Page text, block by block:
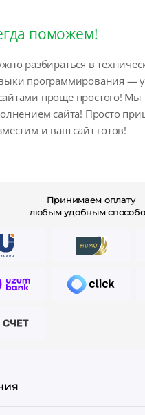
поможем!
разбираться в
программирования —
проще простого! Мы
сайта! Просто
и ваш сайт готов!
Принимаем оплату
любым удобным